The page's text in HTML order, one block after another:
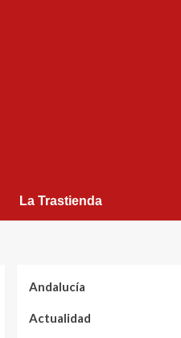
La Trastienda
Andalucía
Actualidad